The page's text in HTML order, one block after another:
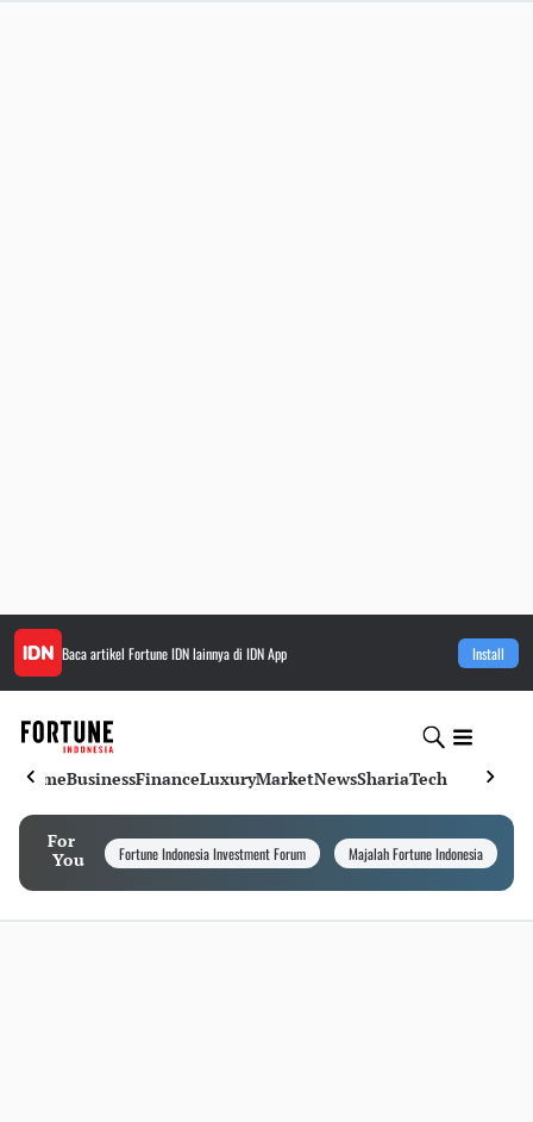
Baca artikel Fortune IDNlainnya di IDN App Install
HomeBusinessFinanceLuxuryMarketNewsShariaTech
For
You
Fortune Indonesia Investment Forum Majalah Fortune Indonesia